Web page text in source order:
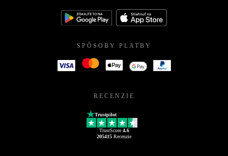
SPÔSOBY PLATBY
RECENZIE
Trustpilot
TrustScore 4.6
205415 Recenzie